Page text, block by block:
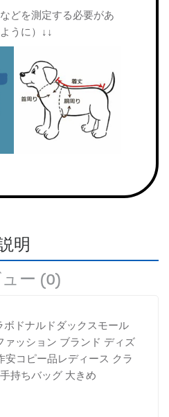
どを測定する必要があ
うに）↓↓
明
ー (0)
ドナルドダックスモール
ァッション ブランド ディズ
コピー品レディース クラ
持ちバッグ 大きめ